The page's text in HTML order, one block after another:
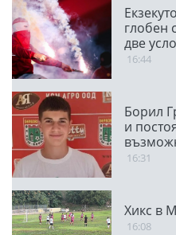
глобен
две
16:44
Борил
и
16:31
Хикс в
16:08